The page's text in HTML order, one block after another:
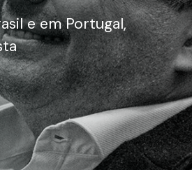
e em Portugal,